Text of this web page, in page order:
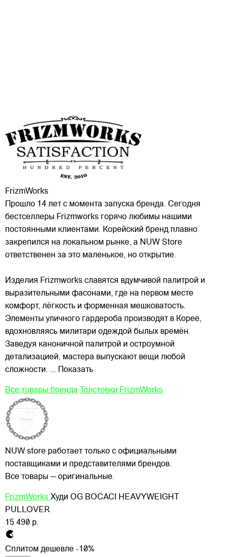
FrizmWorks
Прошло 14 лет с момента запуска бренда. Сегодня
бестселлеры Frizmworks горячо любимы нашими
постоянными клиентами. Корейский бренд плавно
закрепился на локальном рынке, а NUW Store
ответственен за это маленькое, но открытие.
Изделия Frizmworks славятся вдумчивой палитрой и
выразительными фасонами, где на первом месте
комфорт, лёгкость и форменная мешковатость.
Элементы уличного гардероба производят в Корее,
вдохновляясь милитари одеждой былых времён.
Заведуя каноничной палитрой и остроумной
детализацией, мастера выпускают вещи любой
сложности. ... Показать
Все товары бренда Толстовки FrizmWorks
NUW store работает только с официальными
поставщиками и представителями брендов.
Все товары — оригинальные.
FrizmWorks Худи OG BOCACI HEAVYWEIGHT
PULLOVER
15 490 р.
Сплитом дешевле -10%